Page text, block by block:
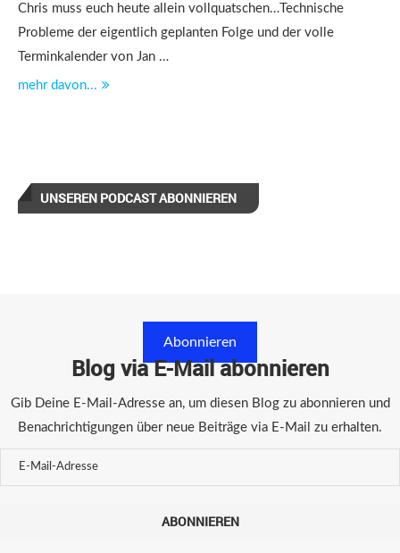
Chris muss euch heute allein vollquatschen…Technische
Probleme der eigentlich geplanten Folge und der volle
Terminkalender von Jan …
mehr davon...
UNSEREN PODCAST ABONNIEREN
Abonnieren
Blog via E-Mail abonnieren
Gib Deine E-Mail-Adresse an, um diesen Blog zu abonnieren und
Benachrichtigungen über neue Beiträge via E-Mail zu erhalten.
ABONNIEREN